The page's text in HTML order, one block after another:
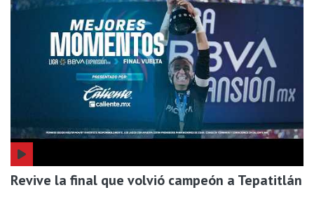
Revive la final que volvió campeón a Tepatitlán